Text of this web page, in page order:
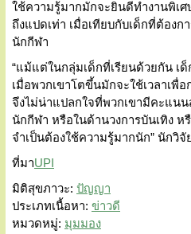
ใช้ความรู้มากมักจะยินดีทำงานพิเ
ถึงแปดเท่า เมื่อเทียบกับเด็กที่ต้อง
นักกีฬา
“แม้แต่ในกลุ่มเด็กที่เรียนด้วยกัน เ
เมื่อพวกเขาโตขึ้นมักจะใช้เวลาเพื่
จึงไม่น่าแปลกใจที่พวกเขามีคะแน
นักกีฬา หรือในด้านวงการบันเทิง
จำเป็นต้องใช้ความรู้มากนัก” นักวิจั
ที่มาUPI
มิติสุขภาวะ: ปัญญา
ประเภทเนื้อหา: ข่าวดี
หมวดหมู่: มุมมอง